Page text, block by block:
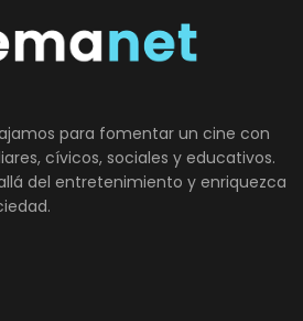
para fomentar un cine con
cívicos, sociales y educativos.
del entretenimiento y enriquezca